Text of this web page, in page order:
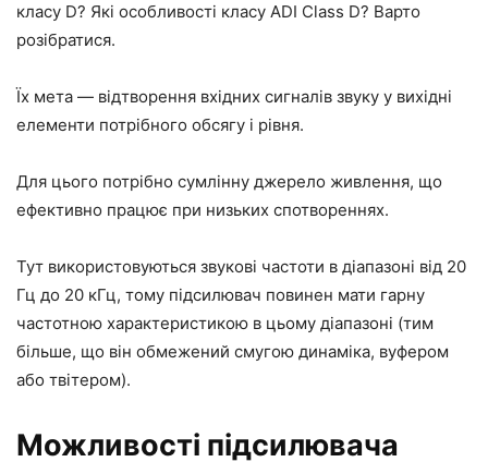
класу D? Які особливості класу ADI Class D? Варто
розібратися.
Їх мета — відтворення вхідних сигналів звуку у вихідні
елементи потрібного обсягу і рівня.
Для цього потрібно сумлінну джерело живлення, що
ефективно працює при низьких спотвореннях.
Тут використовуються звукові частоти в діапазоні від 20
Гц до 20 кГц, тому підсилювач повинен мати гарну
частотною характеристикою в цьому діапазоні (тим
більше, що він обмежений смугою динаміка, вуфером
або твітером).
Можливості підсилювача